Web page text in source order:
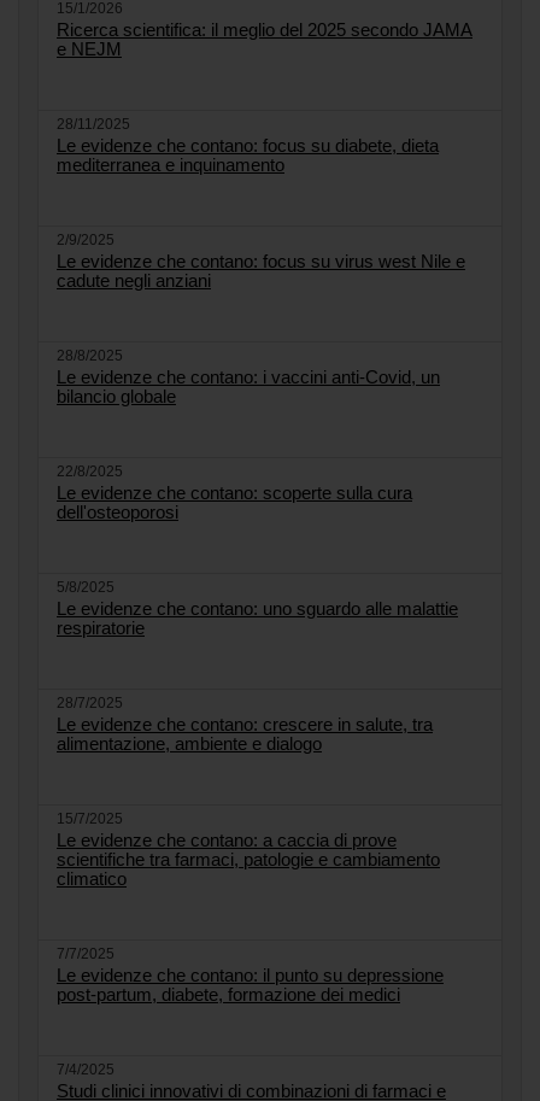
15/1/2026
Ricerca scientifica: il meglio del 2025 secondo JAMA
e NEJM
28/11/2025
Le evidenze che contano: focus su diabete, dieta
mediterranea e inquinamento
2/9/2025
Le evidenze che contano: focus su virus west Nile e
cadute negli anziani
28/8/2025
Le evidenze che contano: i vaccini anti-Covid, un
bilancio globale
22/8/2025
Le evidenze che contano: scoperte sulla cura
dell'osteoporosi
5/8/2025
Le evidenze che contano: uno sguardo alle malattie
respiratorie
28/7/2025
Le evidenze che contano: crescere in salute, tra
alimentazione, ambiente e dialogo
15/7/2025
Le evidenze che contano: a caccia di prove
scientifiche tra farmaci, patologie e cambiamento
climatico
7/7/2025
Le evidenze che contano: il punto su depressione
post-partum, diabete, formazione dei medici
7/4/2025
Studi clinici innovativi di combinazioni di farmaci e